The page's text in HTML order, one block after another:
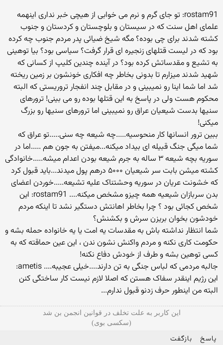
rostam91: تو جای گرم و نرم می خوابی از هیچی خبر نداری اینهمه
علمای اهل سنت که در سیستان و بلوچستان و کردستان و جنوب
کشته شدند برای چی بوده؟ مگه شیخ ضیائی پدر مردم جنوب چه کرده
بود که در لیست قتلهای زنجیره ای قرار گرفت؟ سیاسی بود؟ بیا توهینی
به تشیع و مقدساتش کرده بود؟ در آینده چندین کلیپ از کسانی که
شهید شدند میزارم تا بدونی بخاطر چه افکاری خونشون بر زمین ریخته
شد اما شما اینا رو نمیبینی و در مقابل چند انفجار تروریستی که البته
محکوم هست ولی در پاسخ به این قتلها بوده رو می بینی! ترورهای
سنیها بدست شیعیان عراق رو نمیبینی اما ترورهای سنیها رو بزرگ
میکنی!
ببین ترور انسانها کار منحوسیه.....چه شیعه چه سنی.....تو عراق که
شما میگی جنگ قبیله ای بیداد میکنه...میفتن به جون هم .....اما در
سوریه بچه شیعه ۳ ساله به جرم شیعه بودن اعدام میشه.....خانوادگی
کشته میشن بابت سر شیعیان ۵۰۰۰ درهم پول میدند...باید قبول کرد
که خشونت عریان در سوریه وحشتناک علیه تشیعه.....خوردن اعضای
بدن سربازان شیعیه همه چیزو مشخص میکنه.... rostam91: این
شخص کجائی بود ؟ چرا بخاطر اهانتش دستگیر نشد تا اینکه مردم
خودشون بخوان بریزن سرش و بکشنش؟
شما انتظار نداشته باش به مقدسات یه امت یا یه خانواده حمله بشه و
حکومت کاری نکنه و مردم واکنش نشون ندن ، این عین حماقته که به
کسی توهین بشه و طرف از خودش دفاع نکنه!
جالبه مردمی که لباس جنگی به تن دارند....خیلی عجیبه.... ametis:
این رژیم اینقدر سفاک هستن که اصلا لازم نیست کار ساختگی کنن
البته من اینطور حرف زدنو قبول ندارم...
این کاربر به علت تخلف در قوانین انجمن بن شد
(سکسی بوی)
پاسخ بازگفت